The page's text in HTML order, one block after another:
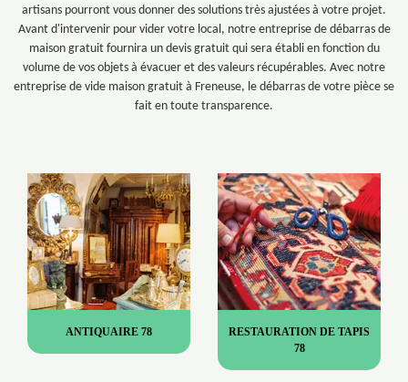
artisans pourront vous donner des solutions très ajustées à votre projet.
Avant d'intervenir pour vider votre local, notre entreprise de débarras de
maison gratuit fournira un devis gratuit qui sera établi en fonction du
volume de vos objets à évacuer et des valeurs récupérables. Avec notre
entreprise de vide maison gratuit à Freneuse, le débarras de votre pièce se
fait en toute transparence.
ANTIQUAIRE 78
RESTAURATION DE TAPIS
78